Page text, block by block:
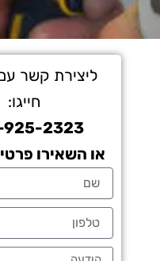
ליצירת קשר
חייגו:
2323
או השאירו
שם
טלפון
הודעה